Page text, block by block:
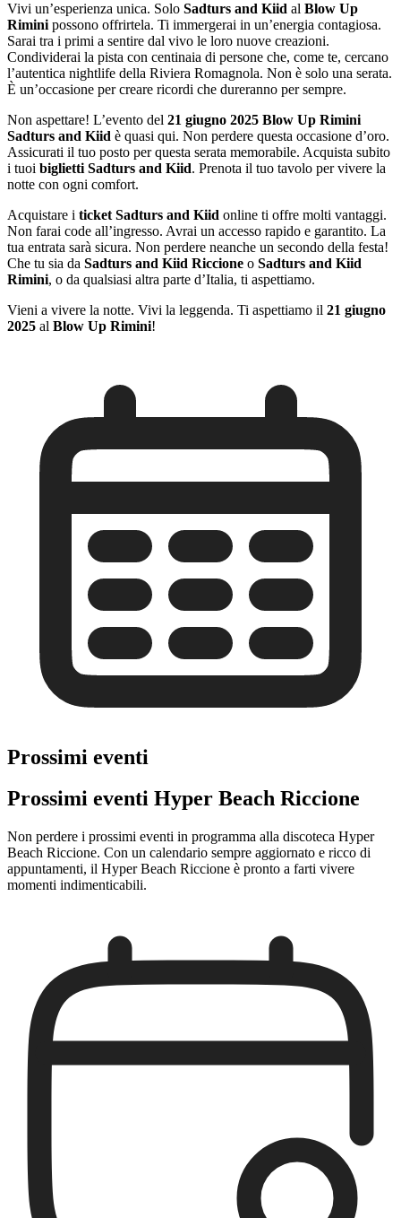
Vivi un’esperienza unica. Solo Sadturs and Kiid al Blow Up
Rimini possono offrirtela. Ti immergerai in un’energia contagiosa.
Sarai tra i primi a sentire dal vivo le loro nuove creazioni.
Condividerai la pista con centinaia di persone che, come te, cercano
l’autentica nightlife della Riviera Romagnola. Non è solo una serata.
È un’occasione per creare ricordi che dureranno per sempre.
Non aspettare! L’evento del 21 giugno 2025 Blow Up Rimini
Sadturs and Kiid è quasi qui. Non perdere questa occasione d’oro.
Assicurati il tuo posto per questa serata memorabile. Acquista subito
i tuoi biglietti Sadturs and Kiid. Prenota il tuo tavolo per vivere la
notte con ogni comfort.
Acquistare i ticket Sadturs and Kiid online ti offre molti vantaggi.
Non farai code all’ingresso. Avrai un accesso rapido e garantito. La
tua entrata sarà sicura. Non perdere neanche un secondo della festa!
Che tu sia da Sadturs and Kiid Riccione o Sadturs and Kiid
Rimini, o da qualsiasi altra parte d’Italia, ti aspettiamo.
Vieni a vivere la notte. Vivi la leggenda. Ti aspettiamo il 21 giugno
2025 al Blow Up Rimini!
Prossimi eventi
Prossimi eventi Hyper Beach Riccione
Non perdere i prossimi eventi in programma alla discoteca Hyper
Beach Riccione. Con un calendario sempre aggiornato e ricco di
appuntamenti, il Hyper Beach Riccione è pronto a farti vivere
momenti indimenticabili.